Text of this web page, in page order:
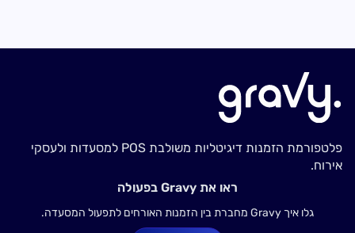
פלטפורמת הזמנות דיגיטליות משולבת POS למסעדות ולעסקי
אירוח.
ראו את Gravy בפעולה
גלו איך Gravy מחברת בין הזמנות האורחים לתפעול המסעדה.